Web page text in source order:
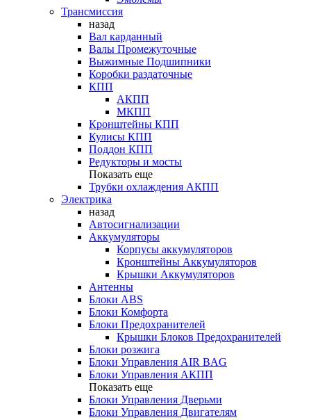
Трансмиссия
назад
Вал карданный
Валы Промежуточные
Выжимные Подшипники
Коробки раздаточные
КПП
АКПП
МКПП
Кронштейны КПП
Кулисы КПП
Поддон КПП
Редукторы и мосты
Показать еще
Трубки охлаждения АКПП
Электрика
назад
Автосигнализации
Аккумуляторы
Корпусы аккумуляторов
Кронштейны Аккумуляторов
Крышки Аккумуляторов
Антенны
Блоки ABS
Блоки Комфорта
Блоки Предохранителей
Крышки Блоков Предохранителей
Блоки розжига
Блоки Управления AIR BAG
Блоки Управления АКПП
Показать еще
Блоки Управления Дверьми
Блоки Управления Двигателям